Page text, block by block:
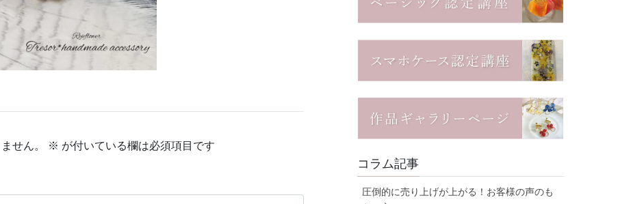
せん。 ※ が付いている欄は必須項目です
コラム記事
圧倒的に売り上げが上がる！お客様の声のも